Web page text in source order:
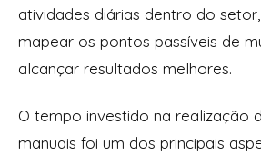
atividades diárias dentro do
mapear os pontos passíveis de
alcançar resultados melhores.
O tempo investido na realização
manuais foi um dos principais